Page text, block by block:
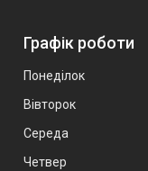
Графік роботи
Понеділок
Вівторок
Середа
Четвер